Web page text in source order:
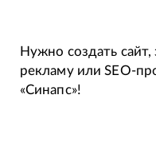
Нужно создать
рекламу или SEO-
«Синапс»!